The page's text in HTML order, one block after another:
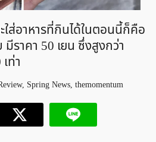
ส่อาหารที่กินได้ในตอนนี้ก็คือ
มีราคา 50 เยน ซึ่งสูงกว่า
ท่า
Spring News, themomentum